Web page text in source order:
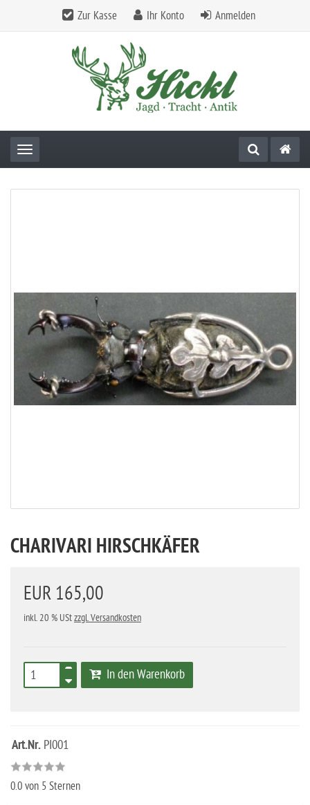
Zur Kasse Ihr Konto Anmelden
Toggle navigation
CHARIVARI HIRSCHKÄFER
EUR 165,00
inkl. 20 % UStzzgl. Versandkosten
In den Warenkorb
Art.Nr. PI001
0.0 von 5 Sternen